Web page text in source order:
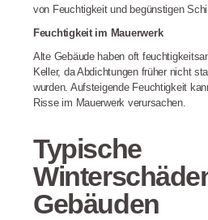
von Feuchtigkeit und begünstigen
Feuchtigkeit im Mauerwerk
Alte Gebäude haben oft
Keller, da Abdichtungen früher nicht
wurden. Aufsteigende Feuchtigkeit
Risse im Mauerwerk verursachen.
Typische
Gebäuden